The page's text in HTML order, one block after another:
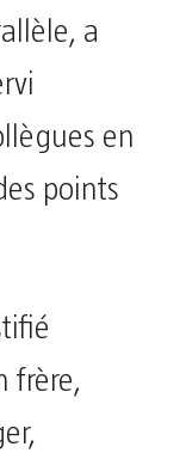
a
en
points
frère,